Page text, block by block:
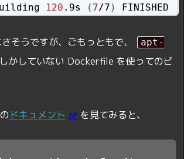
120 .9s ( 7/7 ) FINISHED
そうですが、ごもっともで、
apt-
しかしていない Dockerfile を使ってのビ
ドキュメント を見てみると、